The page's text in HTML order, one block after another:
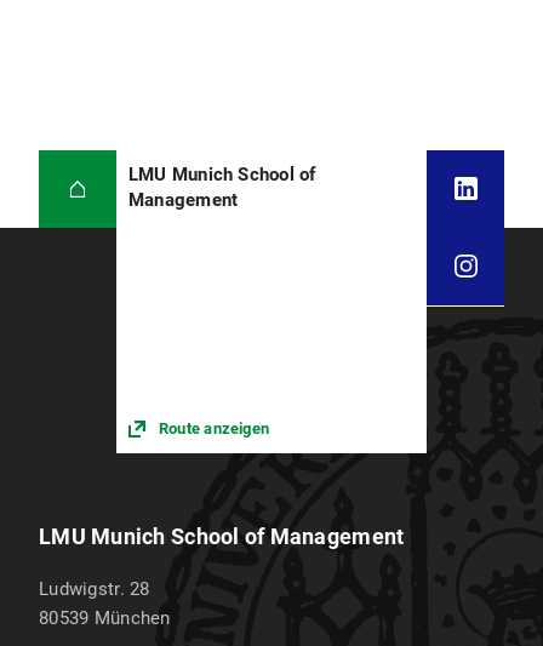
LMU Munich School of
Management
Route anzeigen
LMU Munich School of Management
Ludwigstr. 28
80539 München